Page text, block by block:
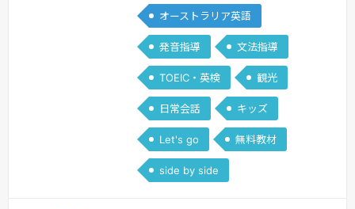
す。引き続き宜しくお願い致します。
続きを見る »
オーストラリア英語
発音指導 文法指導
TOEIC・英検 観光
日常会話 キッズ
Let's go 無料教材
side by side